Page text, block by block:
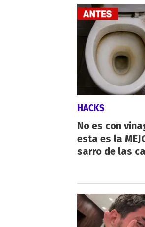
HACKS
No es con
esta es la
sarro de las